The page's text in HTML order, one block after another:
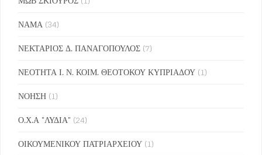
ΝΑΜΑ (34)
ΝΕΚΤΑΡΙΟΣ Δ. ΠΑΝΑΓΟΠΟΥΛΟΣ (7)
ΝΕΟΤΗΤΑ Ι. Ν. ΚΟΙΜ. ΘΕΟΤΟΚΟΥ ΚΥΠΡΙΑΔΟΥ (1)
ΝΟΗΣΗ (1)
Ο.Χ.Α "ΛΥΔΙΑ" (24)
ΟΙΚΟΥΜΕΝΙΚΟΥ ΠΑΤΡΙΑΡΧΕΙΟΥ (1)